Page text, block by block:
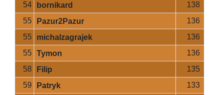
54
bornikard
138
55
Pazur2Pazur
136
55
michalzagrajek
136
55 Tymon
136
58
Filip
135
59
Patryk
133